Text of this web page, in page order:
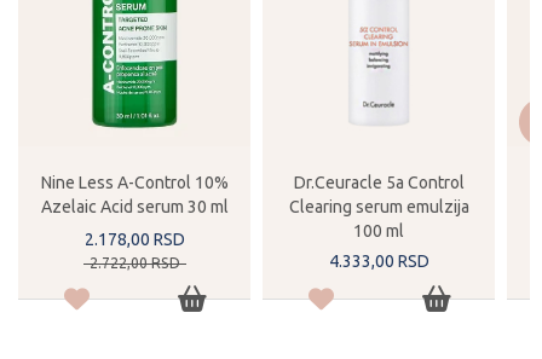
Nine Less A-Control 10%
Azelaic Acid serum 30 ml
2.178,00 RSD
2.722,00 RSD
Dr.Ceuracle 5a Control
Clearing serum emulzija
100 ml
4.333,00 RSD